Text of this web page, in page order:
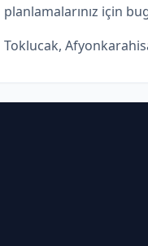
planlamalarınız için
Toklucak,